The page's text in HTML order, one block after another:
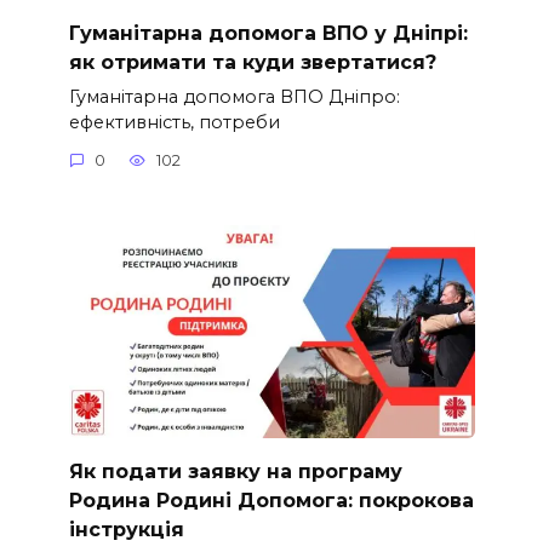
Гуманітарна допомога ВПО у Дніпрі:
як отримати та куди звертатися?
Гуманітарна допомога ВПО Дніпро:
ефективність, потреби
0 102
Як подати заявку на програму
Родина Родині Допомога: покрокова
інструкція